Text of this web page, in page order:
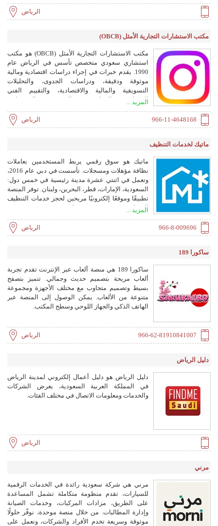
الرياض
مكتب الاستشارات التجارية الأمثل (OBCB)
مكتب الاستشارات التجارية الأمثل (OBCB) هو مكتب
استشاري سعودي متخصص تأسس في الرياض عام
1990. يقدم خبرات في إجراء دراسات اقتصادية ومالية
موثوقة ودقيقة، ودراسات الجدوى، والتحليلات
التسويقية والمالية والاقتصادية، والتقييم الفني
للمشاريع الصناعية، والمشورة الاستثمارية
وتحليل عمليات الاندماج والاستحواذ وإعادة الهيكلة،
والدعم مع الجهات الممولة للمشاريع. يخدم عملاء في
المزيد ...
966-11-4648168 الرياض
ماتيك لخدمات التنظيف
ماتيك هو سوق رقمي يربط المستخدمين بعاملات
نظافة مؤهلات ومسجلات. تأسست في دبي عام 2016،
وتعمل في اثنتي عشرة مدينة رئيسية في خمس دول:
السعودية، الإمارات، قطر، البحرين، ولبنان. توفر المنصة
تطبيقًا وموقعًا إلكترونيًا مريحين لحجز خدمات التنظيف
المنزلية، مع مقدمي خدمات موثوقين ومعتمدين،
المزيد ...
966-8-009696 الرياض
ساكورا 189
ساكورا 189 هي منصة ألعاب عبر الإنترنت تقدم تجربة
ألعاب مريحة بتصميم حديث وجمالي. تتميز بتصفح
بسيط وتصميم متجاوب مع مختلف الأجهزة ومجموعة
متنوعة من الألعاب. يمكن الوصول إلى المنصة عبر
الهاتف الذكي والجهاز اللوحي وسطح المكتب.
966-62-81910841007 الرياض
دليل الرياض
دليل الرياض هو دليل أعمال إلكتروني لمدينة الرياض
في المملكة العربية السعودية، يعرض الشركات
والخدمات ومعلومات الاتصال في مختلف الفئات.
الرياض
مرني
مرني هي شركة سعودية رائدة في الخدمات الرقمية
للسيارات، تقدم منظومة متكاملة تشمل المساعدة
على الطريق، مزادات المركبات، وخدمات الصيانة
وإدارة المطالبات. من خلال منصة موحدة، نوفّر حلولًا
موثوقة وسريعة تخدم الأفراد والشركات، ونعمل على